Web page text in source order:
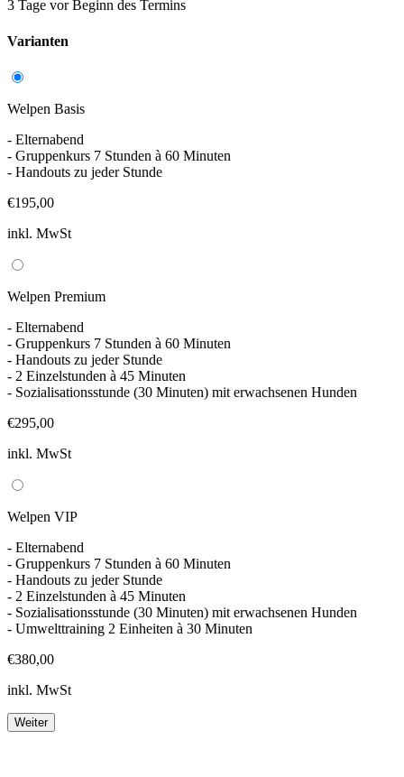
3 Tage vor Beginn des Termins
Varianten
Welpen Basis
- Elternabend
- Gruppenkurs 7 Stunden à 60 Minuten
- Handouts zu jeder Stunde
€195,00
inkl. MwSt
Welpen Premium
- Elternabend
- Gruppenkurs 7 Stunden à 60 Minuten
- Handouts zu jeder Stunde
- 2 Einzelstunden à 45 Minuten
- Sozialisationsstunde (30 Minuten) mit erwachsenen Hunden
€295,00
inkl. MwSt
Welpen VIP
- Elternabend
- Gruppenkurs 7 Stunden à 60 Minuten
- Handouts zu jeder Stunde
- 2 Einzelstunden à 45 Minuten
- Sozialisationsstunde (30 Minuten) mit erwachsenen Hunden
- Umwelttraining 2 Einheiten à 30 Minuten
€380,00
inkl. MwSt
Weiter